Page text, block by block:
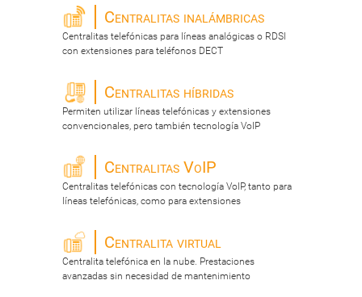
Centralitas inalámbricas
Centralitas telefónicas para líneas analógicas o RDSI
con extensiones para teléfonos DECT
Centralitas híbridas
Permiten utilizar líneas telefónicas y extensiones
convencionales, pero también tecnología VoIP
Centralitas VoIP
Centralitas telefónicas con tecnología VoIP, tanto para
líneas telefónicas, como para extensiones
Centralita virtual
Centralita telefónica en la nube. Prestaciones
avanzadas sin necesidad de mantenimiento